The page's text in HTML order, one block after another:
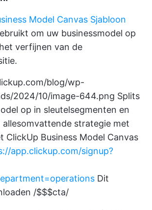
Model Canvas Sjabloon
om uw businessmodel op
verfijnen van de
blog/wp-
2024/10/image-644.png Splits
op in sleutelsegmenten en
strategie met
ClickUp Business Model Canvas
app.clickup.com/signup?
Dit
/$$$cta/